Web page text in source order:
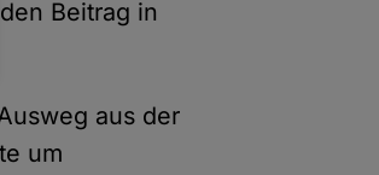
Beitrag in
aus der
um